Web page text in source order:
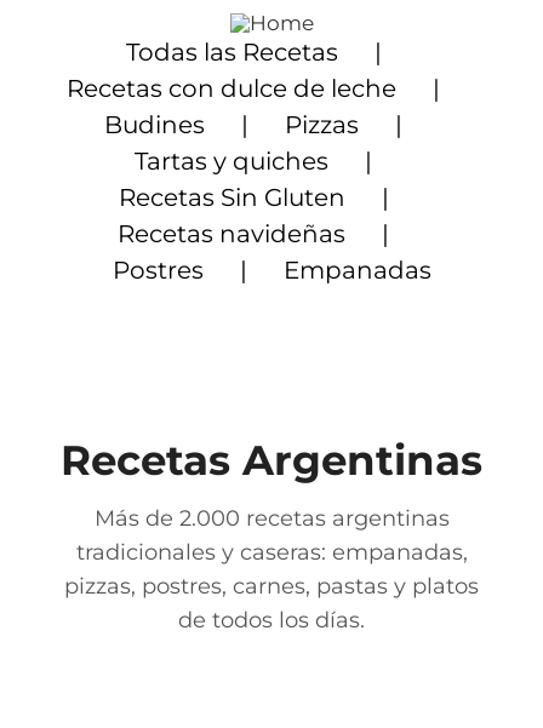
contenido
Todas las Recetas
Recetas con dulce de leche
Budines
Pizzas
Tartas y quiches
Recetas Sin Gluten
Recetas navideñas
Postres
Empanadas
Recetas Argentinas
Más de 2.000 recetas argentinas
tradicionales y caseras: empanadas,
pizzas, postres, carnes, pastas y platos
de todos los días.